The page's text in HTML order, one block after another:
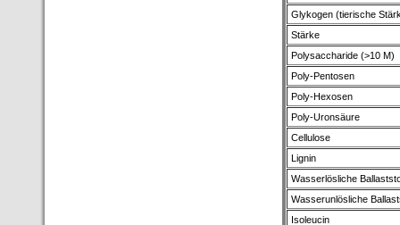
Glykogen (tierische
Stärke
Polysaccharide (>10 M)
Poly-Pentosen
Poly-Hexosen
Poly-Uronsäure
Cellulose
Lignin
Wasserlösliche
Wasserunlösliche
Isoleucin